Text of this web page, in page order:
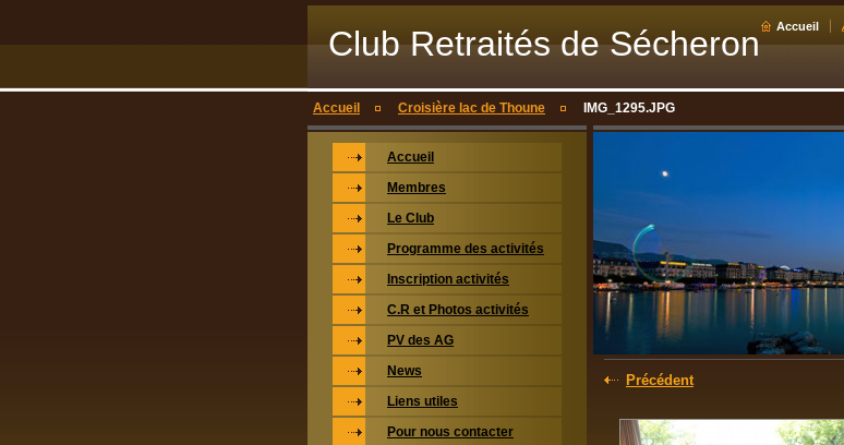
Club Retraités de Sécheron Accueil
Accueil Croisière lac de Thoune IMG_1295.JPG
Précédent
Accueil
Membres
Le Club
Programme des activités
Inscription activités
C.R et Photos activités
PV des AG
News
Liens utiles
Pour nous contacter